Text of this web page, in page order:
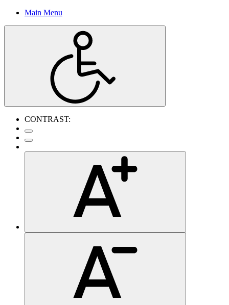
Main Menu
CONTRAST: